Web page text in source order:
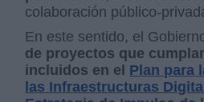
colaboración público-
En este sentido, el
de proyectos que
incluidos en el Plan para
las Infraestructuras